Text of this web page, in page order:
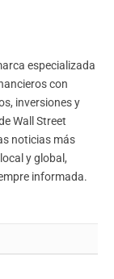
especializada
con
inversiones y
Wall Street
noticias más
y global,
informada.